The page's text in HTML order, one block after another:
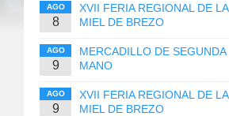
AGO
8
XVII FERIA REGIONAL DE LA
MIEL DE BREZO
AGO
9
MERCADILLO DE SEGUNDA
MANO
AGO
9
XVII FERIA REGIONAL DE LA
MIEL DE BREZO